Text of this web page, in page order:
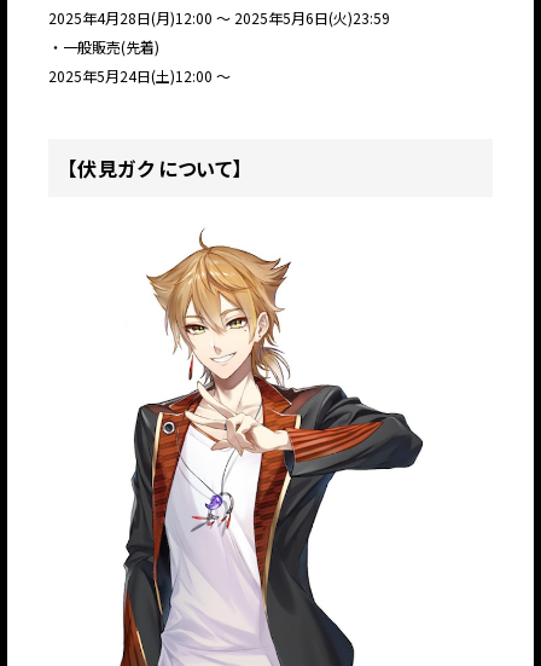
2025年4月28日(月)12:00 〜 2025年5月6日(火)23:59
・一般販売(先着)
2025年5月24日(土)12:00 〜
【伏見ガク について】